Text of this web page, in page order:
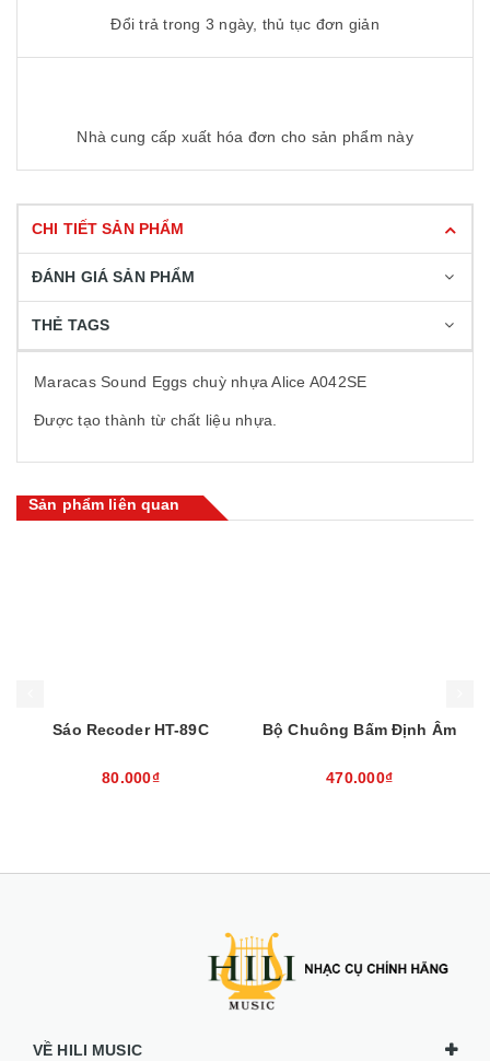
Đổi trả trong 3 ngày, thủ tục đơn giản
Nhà cung cấp xuất hóa đơn cho sản phẩm này
CHI TIẾT SẢN PHẨM
ĐÁNH GIÁ SẢN PHẨM
THẺ TAGS
Maracas Sound Eggs chuỳ nhựa Alice A042SE
Được tạo thành từ chất liệu nhựa.
Sản phẩm liên quan
HT-89C Bộ Chuông Bấm Định Âm Trống Gõ
VỀ HILI MUSIC